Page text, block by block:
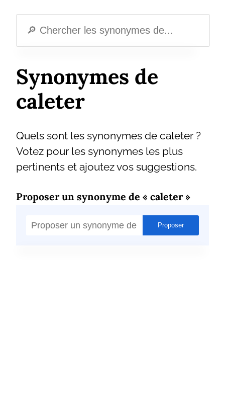
Synonymes de
caleter
Quels sont les synonymes de caleter ?
Votez pour les synonymes les plus
pertinents et ajoutez vos suggestions.
Proposer un synonyme de « caleter »